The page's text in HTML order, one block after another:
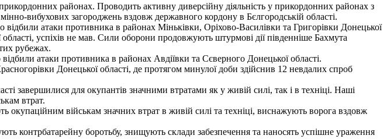
районах. Проводить активну диверсійну діяльність у прикордонних районах з
вибухових загороджень вздовж державного кордону в Бєлгородській області.
атаки противника в районах Міньківки, Оріхово-Василівки та Григорівки Донецької
успіхів не мав. Сили оборони продовжують штурмові дії південніше Бахмута
рубежах.
атаки противника в районах Авдіївки та Сєверного Донецької області.
Донецької області, де протягом минулої доби здійснив 12 невдалих спроб
завершилися для окупантів значними втратами як у живій силі, так і в техніці. Наші
втрат.
військам значних втрат в живій силі та техніці, виснажують ворога вздовж
контрбатарейну боротьбу, знищують склади забезпечення та наносять успішне ураження